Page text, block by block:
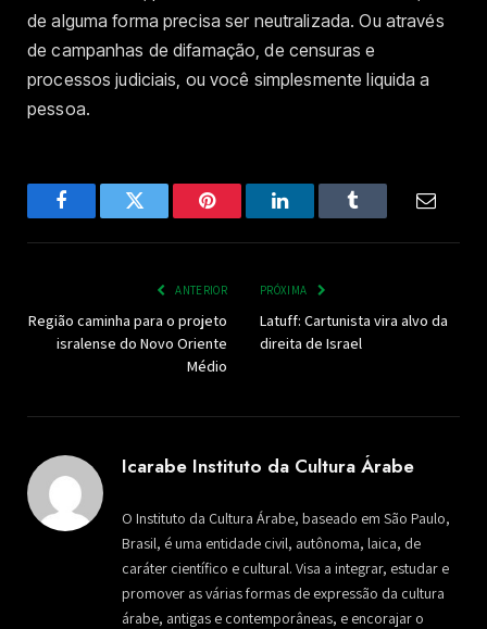
de alguma forma precisa ser neutralizada. Ou através
de campanhas de difamação, de censuras e
processos judiciais, ou você simplesmente liquida a
pessoa.
FacebookTwitter Pinterest LinkedInTumblr Email
ANTERIOR
Região caminha para o projeto
isralense do Novo Oriente
Médio
PRÓXIMA
Latuff: Cartunista vira alvo da
direita de Israel
Icarabe Instituto da Cultura Árabe
O Instituto da Cultura Árabe, baseado em São Paulo,
Brasil, é uma entidade civil, autônoma, laica, de
caráter científico e cultural. Visa a integrar, estudar e
promover as várias formas de expressão da cultura
árabe, antigas e contemporâneas, e encorajar o